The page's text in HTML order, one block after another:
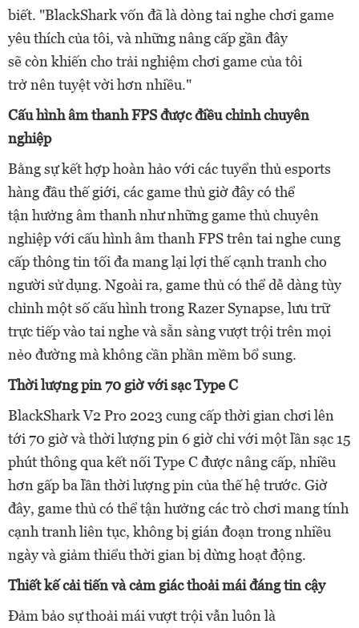
biết. "BlackSharkvốn đã là dòng tai nghe chơi game
yêu thích của tôi, và những nâng cấp gần đây
sẽcòn khiến cho trải nghiệm chơi gamecủa tôi
trởnên tuyệt vời hơn nhiều."
Cấu hình âm thanh FPS được điều chỉnh chuyên
nghiệp
Bằng sự kết hợp hoàn hảo với các tuyển thủ esports
hàng đầu thế giới, các game thủ giờ đây có thể
tận hưởngâm thanh như những game thủ chuyên
nghiệpvới cấu hình âm thanh FPS trên tai nghe cung
cấp thông tin tối đa mang lại lợi thế cạnh tranh cho
người sử dụng. Ngoài ra, game thủ có thể dễ dàng tùy
chỉnh một số cấu hình trong Razer Synapse, lưu trữ
trực tiếp vào tai nghe và sẵn sàng vượt trội trên mọi
nẻo đường mà không cần phần mềm bổ sung.
Thời lượng pin 70 giờ với sạc Type C
BlackShark V2 Pro 2023 cung cấp thời gian chơi lên
tới 70 giờ và thời lượng pin 6 giờ chỉ với một lần sạc 15
phút thông qua kết nối Type C được nâng cấp, nhiều
hơn gấp ba lần thời lượng pin của thế hệ trước. Giờ
đây, game thủ có thể tận hưởng các trò chơi mang tính
cạnh tranh liên tục, không bị gián đoạn trong nhiều
ngày và giảm thiểu thời gian bị dừng hoạt động.
Thiếtkếcải tiến vàcảm giácthoải mái đáng tin cậy
Đảm bảo sự thoải mái vượt trội vẫn luôn là